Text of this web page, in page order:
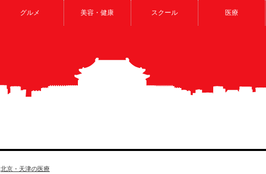
グルメ 美容・健康 スクール 医療
北京・天津の医療